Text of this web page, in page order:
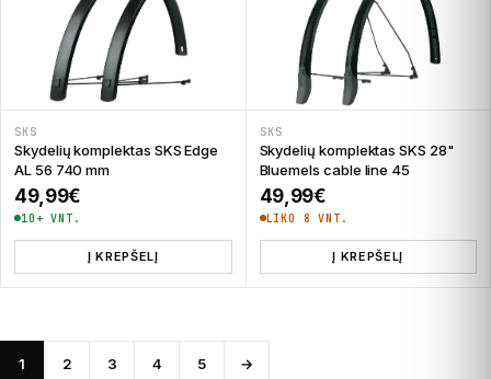
SKS
Skydelių komplektas SKS Edge
AL 56 740 mm
49,99€
10+ VNT.
Į KREPŠELĮ
SKS
Skydelių komplektas SKS 28"
Bluemels cable line 45
49,99€
LIKO 8 VNT.
Į KREPŠELĮ
1 2 3 4 5 →